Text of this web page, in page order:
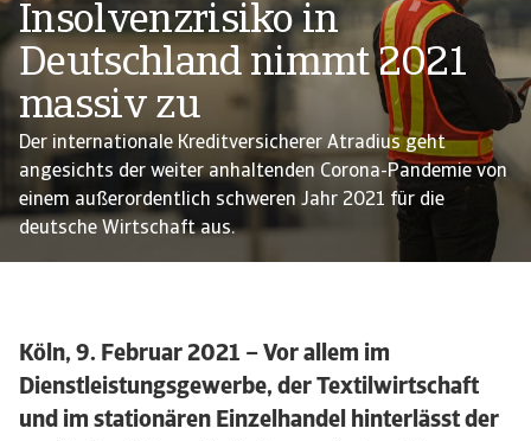
Insolvenzrisiko in
Deutschland nimmt 2021
massiv zu
Der internationale Kreditversicherer Atradius geht
angesichts der weiter anhaltenden Corona-Pandemie von
einem außerordentlich schweren Jahr 2021 für die
deutsche Wirtschaft aus.
Köln, 9. Februar 2021 – Vor allem im
Dienstleistungsgewerbe, der Textilwirtschaft
und im stationären Einzelhandel hinterlässt der